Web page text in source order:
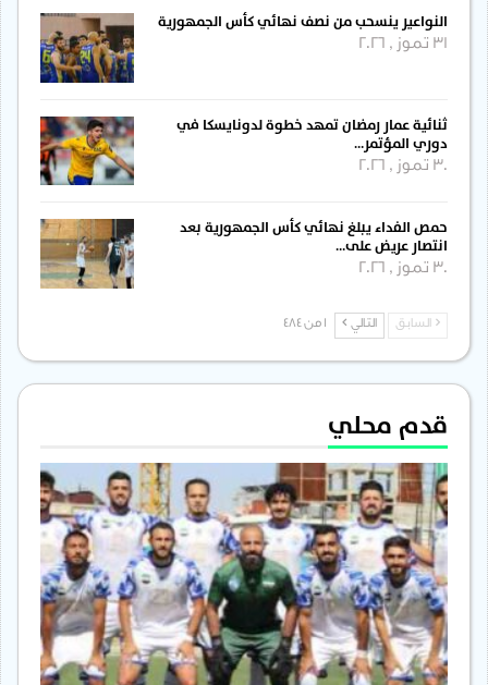
النواعير ينسحب من نصف نهائي كأس الجمهورية
31 تموز , 2026
ثنائية عمار رمضان تمهد خطوة لدونايسكا في
دوري المؤتمر…
30 تموز , 2026
حمص الفداء يبلغ نهائي كأس الجمهورية بعد
انتصار عريض على…
30 تموز , 2026
السابق التالي
قدم محلي